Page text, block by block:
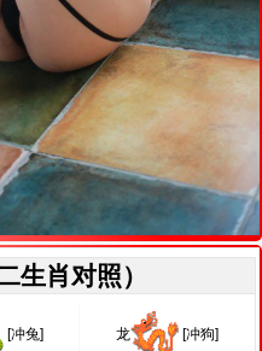
生肖对照）
[冲兔] 龙 [冲狗]